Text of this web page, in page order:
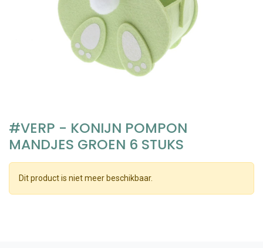
#VERP - KONIJN POMPON
MANDJES GROEN 6 STUKS
Dit product is niet meer beschikbaar.